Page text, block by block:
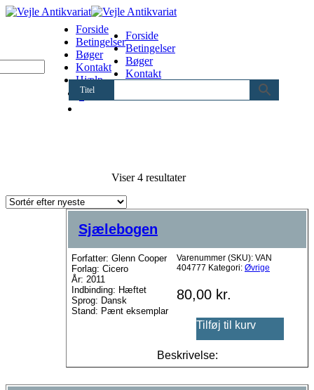
Titel
Forside
Betingelser
Bøger
Kontakt
Hjælp
Forside
Betingelser
Bøger
Kontakt
Viser 4 resultaterSorteret
Sjælebogen
Forfatter: Glenn Cooper
Forlag: Cicero
År: 2011
Indbinding: Hæftet
Sprog: Dansk
Stand: Pænt eksemplar
Varenummer (SKU): VAN
404777 Kategori: Øvrige
80,00 kr.
Tilføj til kurv
Beskrivelse: